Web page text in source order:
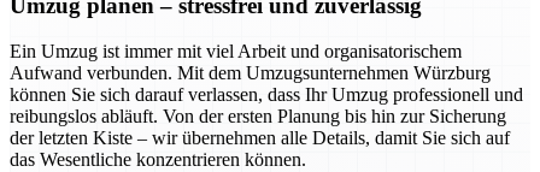
Ein Umzug ist immer mit viel Arbeit und organisatorischem
Aufwand verbunden. Mit dem Umzugsunternehmen Würzburg
können Sie sich darauf verlassen, dass Ihr Umzug professionell und
reibungslos abläuft. Von der ersten Planung bis hin zur Sicherung
der letzten Kiste – wir übernehmen alle Details, damit Sie sich auf
das Wesentliche konzentrieren können.